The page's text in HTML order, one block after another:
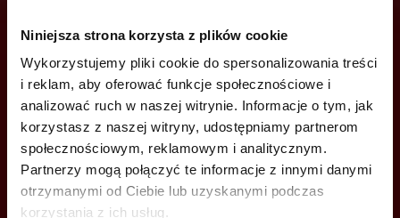
Niniejsza strona korzysta z plików cookie
Wykorzystujemy pliki cookie do spersonalizowania treści
i reklam, aby oferować funkcje społecznościowe i
analizować ruch w naszej witrynie. Informacje o tym, jak
korzystasz z naszej witryny, udostępniamy partnerom
społecznościowym, reklamowym i analitycznym.
Partnerzy mogą połączyć te informacje z innymi danymi
otrzymanymi od Ciebie lub uzyskanymi podczas
korzystania z ich usług.
Jesteś zainteresowany tą ofertą?
ZADZWOŃ I DOWIEDZ SIĘ WIĘCEJ
+48 660 661 183
wroclaw@bazabiur.pl